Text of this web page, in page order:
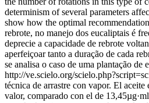
determinism of several parameters
show how the optimal
rebrote, no manejo dos eucaliptais é
deprecie a capacidade de rebrote
aperfeiçoar tanto a duração de cada
se analisa o caso de uma plantação
http://ve.scielo.org/
técnica de arrastre con vapor. El
valor, comparado con el de